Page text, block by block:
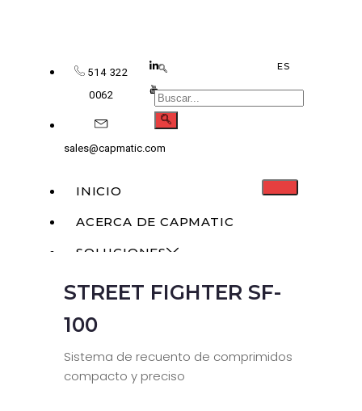
514 322
0062
sales@capmatic.com
ES
INICIO
ACERCA DE CAPMATIC
SOLUCIONES
MONOBLOQUE
RELLENO LÍQUIDO
DOSIFICACIÓN SÓLIDA
RELLENO DE POLVO
STREET FIGHTER SF-
100
Sistema de recuento de comprimidos
compacto y preciso